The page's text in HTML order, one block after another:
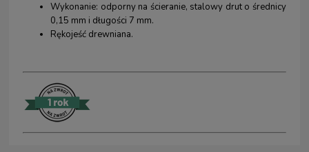
Wykonanie: odporny na ścieranie, stalowy drut o średnicy
0,15 mm i długości 7 mm.
Rękojeść drewniana.